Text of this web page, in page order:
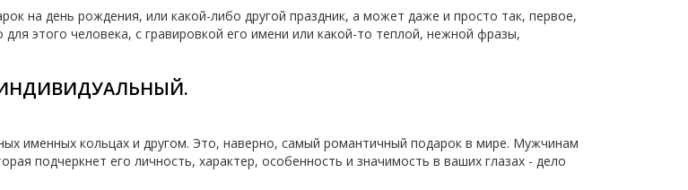
на день рождения, или какой-либо другой праздник, а может даже и просто так, первое,
этого человека, с гравировкой его имени или какой-то теплой, нежной фразы,
именных кольцах и другом. Это, наверно, самый романтичный подарок в мире. Мужчинам
подчеркнет его личность, характер, особенность и значимость в ваших глазах - дело